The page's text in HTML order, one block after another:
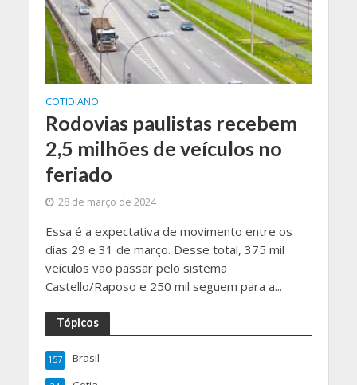
COTIDIANO
Rodovias paulistas recebem
2,5 milhões de veículos no
feriado
28 de março de 2024
Essa é a expectativa de movimento entre os
dias 29 e 31 de março. Desse total, 375 mil
veículos vão passar pelo sistema
Castello/Raposo e 250 mil seguem para a...
Tópicos
Brasil
157